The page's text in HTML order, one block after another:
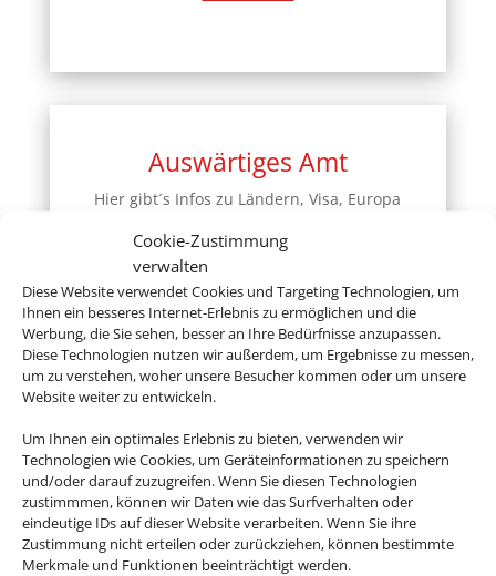
Cookie-Zustimmung
verwalten
Diese Website verwendet Cookies und Targeting Technologien, um
Ihnen ein besseres Internet-Erlebnis zu ermöglichen und die
Werbung, die Sie sehen, besser an Ihre Bedürfnisse anzupassen.
Diese Technologien nutzen wir außerdem, um Ergebnisse zu messen,
um zu verstehen, woher unsere Besucher kommen oder um unsere
Website weiter zu entwickeln.
Um Ihnen ein optimales Erlebnis zu bieten, verwenden wir
Technologien wie Cookies, um Geräteinformationen zu speichern
und/oder darauf zuzugreifen. Wenn Sie diesen Technologien
zustimmmen, können wir Daten wie das Surfverhalten oder
eindeutige IDs auf dieser Website verarbeiten. Wenn Sie ihre
Zustimmung nicht erteilen oder zurückziehen, können bestimmte
Merkmale und Funktionen beeinträchtigt werden.
Auswärtiges Amt
Hier gibt´s Infos zu Ländern, Visa, Europa
Zur Website
Deutsche Visa und
Konsular Gesellschaft
Hier erhalten Sie Visa- und
Einreiseinformationen.
Zur Website